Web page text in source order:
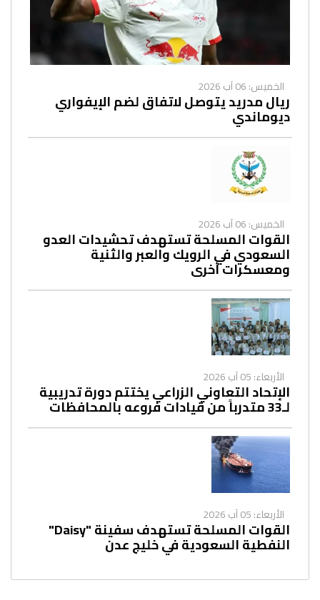
الخميس: 06 آب 2026
ريال مدريد يتوصل لاتفاق لضم الإيفواري
ديوماندي
الخميس: 06 آب 2026
القوات المسلحة تستهدف تحشيدات العدو
السعودي في الرويك والعبر والثنية
ومعسكرات أخرى
الأربعاء: 05 آب 2026
الإتحاد التعاوني الزراعي يختتم دورة تدريبية
لـ33 متدرباً من قيادات فروعه بالمحافظات
الأربعاء: 05 آب 2026
القوات المسلحة تستهدف سفينة "Daisy"
النفطية السعودية في خليج عدن